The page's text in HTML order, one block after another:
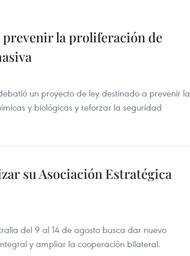
prevenir la proliferación de
un proyecto de ley destinado a prevenir la
y biológicas y reforzar la seguridad
su Asociación Estratégica
del 9 al 14 de agosto busca dar nuevo
y ampliar la cooperación bilateral.